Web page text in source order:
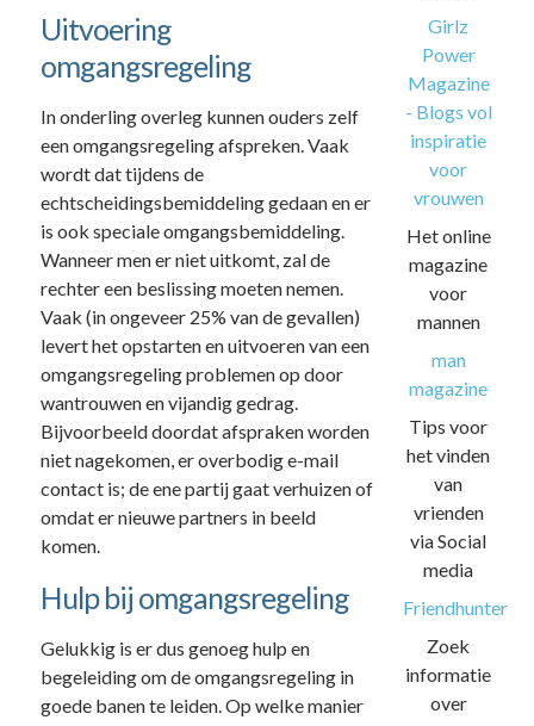
Girlz
Power
Magazine
- Blogs vol
inspiratie
voor
vrouwen
Het online
magazine
voor
mannen
man
magazine
Tips voor
het vinden
van
vrienden
via Social
media
Friendhunter
Zoek
informatie
over
Uitvoering
omgangsregeling
In onderling overleg kunnen ouders zelf
een omgangsregeling afspreken. Vaak
wordt dat tijdens de
echtscheidingsbemiddeling gedaan en er
is ook speciale omgangsbemiddeling.
Wanneer men er niet uitkomt, zal de
rechter een beslissing moeten nemen.
Vaak (in ongeveer 25% van de gevallen)
levert het opstarten en uitvoeren van een
omgangsregeling problemen op door
wantrouwen en vijandig gedrag.
Bijvoorbeeld doordat afspraken worden
niet nagekomen, er overbodig e-mail
contact is; de ene partij gaat verhuizen of
omdat er nieuwe partners in beeld
komen.
Hulp bij omgangsregeling
Gelukkig is er dus genoeg hulp en
begeleiding om de omgangsregeling in
goede banen te leiden. Op welke manier